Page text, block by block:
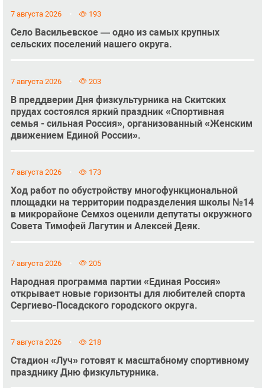
7 августа 2026 193
Село Васильевское — одно из самых крупных
сельских поселений нашего округа.
7 августа 2026 203
В преддверии Дня физкультурника на Скитских
прудах состоялся яркий праздник «Спортивная
семья - сильная Россия», организованный «Женским
движением Единой России».
7 августа 2026 173
Ход работ по обустройству многофункциональной
площадки на территории подразделения школы №14
в микрорайоне Семхоз оценили депутаты окружного
Совета Тимофей Лагутин и Алексей Деяк.
7 августа 2026 205
Народная программа партии «Единая Россия»
открывает новые горизонты для любителей спорта
Сергиево-Посадского городского округа.
7 августа 2026 218
Стадион «Луч» готовят к масштабному спортивному
празднику Дню физкультурника.